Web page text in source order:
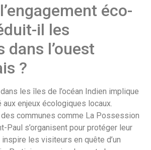
éco-
il les
dans l’ouest
?
dans les îles de l’océan Indien implique
enjeux écologiques locaux.
communes comme La Possession
Paul s’organisent pour protéger leur
les visiteurs en quête d’un